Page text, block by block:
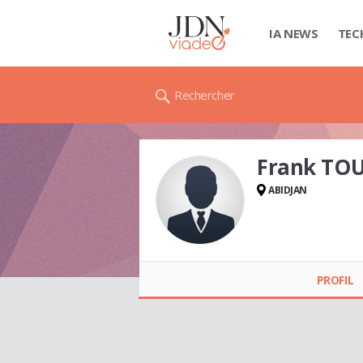
IA NEWS
Rechercher
Frank
ABIDJAN
PROFIL